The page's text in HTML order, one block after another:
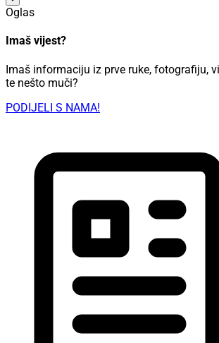
Oglas
Imaš vijest?
Imaš informaciju iz prve ruke, fotografiju,
te nešto muči?
PODIJELI S NAMA!